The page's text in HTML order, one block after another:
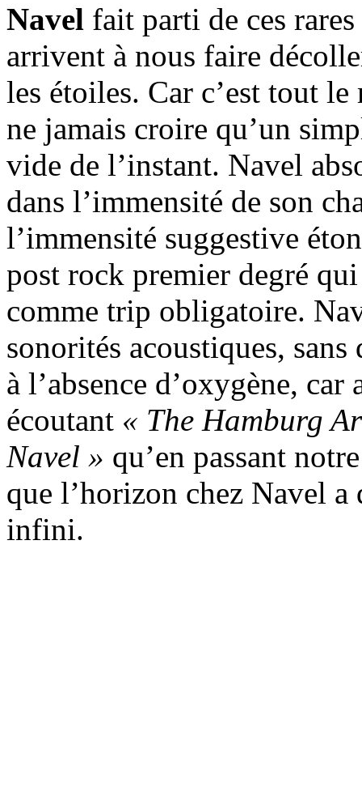
Navel fait parti de ces
arrivent à nous faire
les étoiles. Car c’est tout
ne jamais croire qu’un
vide de l’instant. Navel
dans l’immensité de son
l’immensité suggestive
post rock premier degré qui
comme trip obligatoire.
sonorités acoustiques,
à l’absence d’oxygène,
écoutant « The Hamburg
Navel » qu’en passant
que l’horizon chez Navel
infini.